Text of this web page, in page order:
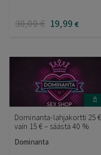
30,00€ 19,99 €
Dominanta-lahjakortti 25 €
vain 15 € – säästä 40 %
Dominanta